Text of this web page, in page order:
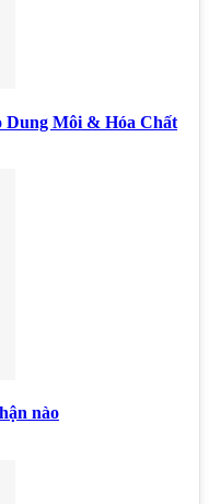
Dung Môi & Hóa Chất
nào